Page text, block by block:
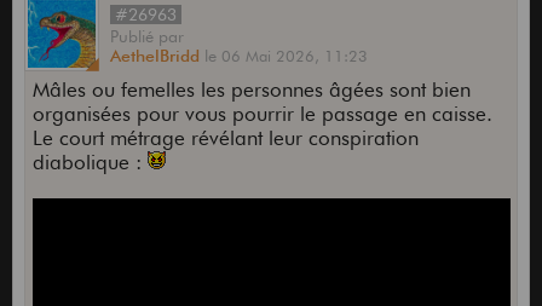
#26963
Publié par
AethelBridd le 06 Mai 2026, 11:23
Mâles ou femelles les personnes âgées sont bien
organisées pour vous pourrir le passage en caisse.
Le court métrage révélant leur conspiration
diabolique :